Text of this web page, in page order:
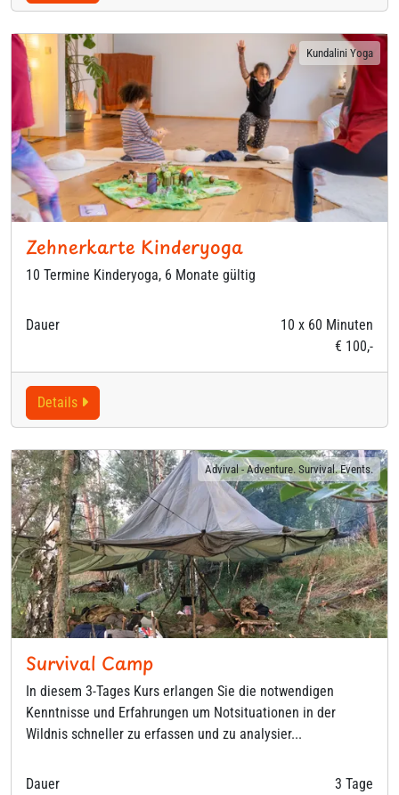
Kundalini Yoga
Zehnerkarte Kinderyoga
10 Termine Kinderyoga, 6 Monate gültig
Dauer
10 x 60 Minuten
€ 100,-
Details
Advival - Adventure. Survival. Events.
Survival Camp
In diesem 3-Tages Kurs erlangen Sie die notwendigen
Kenntnisse und Erfahrungen um Notsituationen in der
Wildnis schneller zu erfassen und zu analysier...
Dauer
3 Tage